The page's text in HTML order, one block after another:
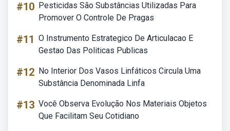
#10 Pesticidas São Substâncias Utilizadas Para
Promover O Controle De Pragas
#11 O Instrumento Estrategico De Articulacao E
Gestao Das Politicas Publicas
#12 No Interior Dos Vasos Linfáticos Circula Uma
Substância Denominada Linfa
#13 Você Observa Evolução Nos Materiais Objetos
Que Facilitam Seu Cotidiano